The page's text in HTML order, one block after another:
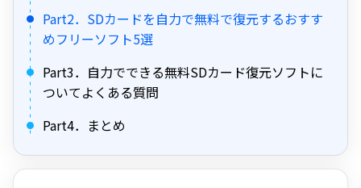
Part2．SDカードを自力で無料で復元するおすす
めフリーソフト5選
Part3．自力でできる無料SDカード復元ソフトに
ついてよくある質問
Part4．まとめ